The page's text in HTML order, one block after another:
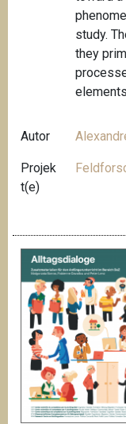
study.
they
Autor
Projek
t(e)